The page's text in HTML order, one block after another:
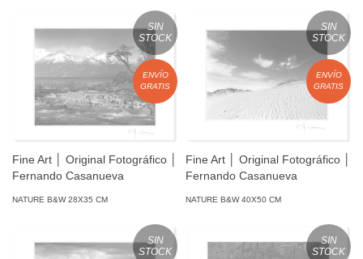
SIN
STOCK
ENVÍO
GRATIS
Fine Art │ Original Fotográfico │
Fernando Casanueva
NATURE B&W 28X35 CM
SIN
STOCK
ENVÍO
GRATIS
Fine Art │ Original Fotográfico │
Fernando Casanueva
NATURE B&W 40X50 CM
SIN
STOCK
SIN
STOCK